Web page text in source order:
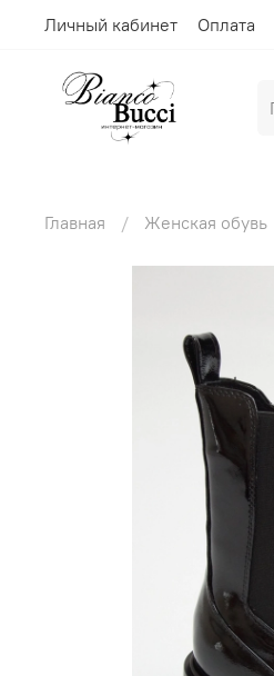
Личный кабинет Оплата
Главная
Женская обувь